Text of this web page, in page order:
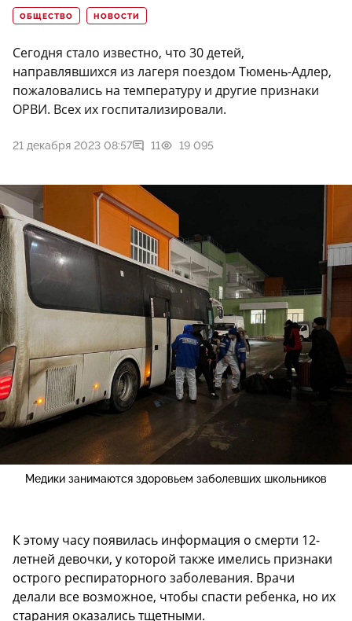
ОБЩЕСТВО НОВОСТИ
Сегодня стало известно, что 30 детей,
направлявшихся из лагеря поездом Тюмень-Адлер,
пожаловались на температуру и другие признаки
ОРВИ. Всех их госпитализировали.
21 декабря 2023 08:57 11 19 095
Медики занимаются здоровьем заболевших школьников
К этому часу появилась информация о смерти 12-
летней девочки, у которой также имелись признаки
острого респираторного заболевания. Врачи
делали все возможное, чтобы спасти ребенка, но их
старания оказались тщетными.